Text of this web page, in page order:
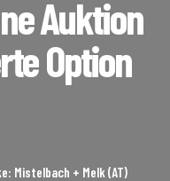
Auktion
Option
Mistelbach + Melk (AT)